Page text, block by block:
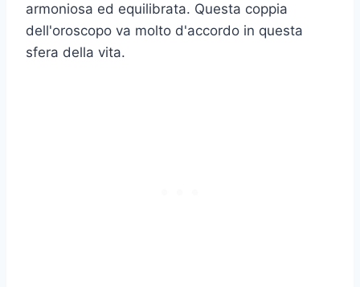
armoniosa ed equilibrata. Questa coppia
dell'oroscopo va molto d'accordo in questa
sfera della vita.